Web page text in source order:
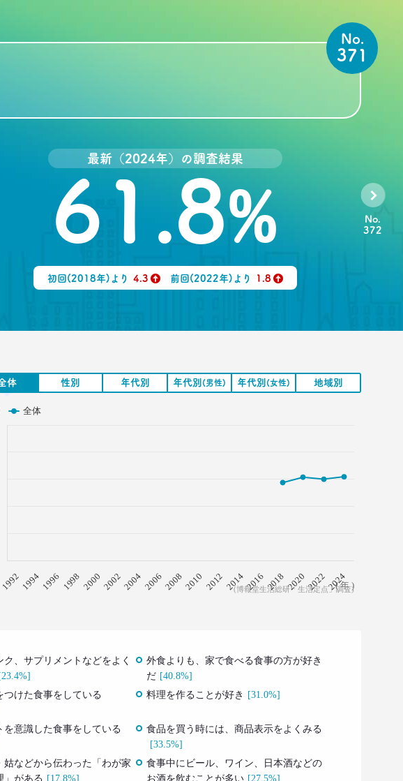
No.
371
最新（2024年）の調査結果
61.8%
初回(2018年)より
4.3
↑
前回(2022年)より
1.8
↑
No.
372
体 性別 年代別 年代別 (男性) 年代別 (女性) 地域別
( 年 )
(博報堂生活総研「生活定点」調査)
全体
1992 1994 1996 1998 2000 20022004 200620082010 2012 20142016 2018202020222024
ク、サプリメントなどをよく
[23.4%]
外食よりも、家で食べる食事の方が好き
だ [40.8%]
つけた食事をしている
料理を作ることが好き [31.0%]
を意識した食事をしている
食品を買う時には、商品表示をよくみる
[33.5%]
姑などから伝わった「わが家
」がある [17.8%]
食事中にビール、ワイン、日本酒などの
お酒を飲むことが多い [27.5%]